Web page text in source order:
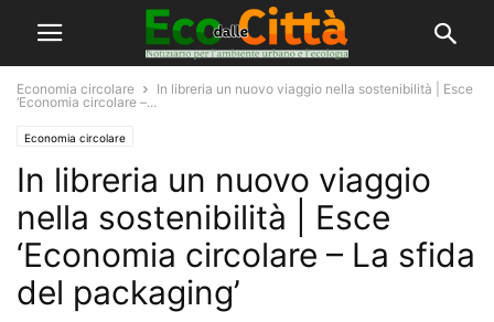
Economia circolare
In libreria un nuovo viaggio nella sostenibilità | Esce
‘Economia circolare –...
Economia circolare
In libreria un nuovo viaggio
nella sostenibilità | Esce
‘Economia circolare – La sfida
del packaging’